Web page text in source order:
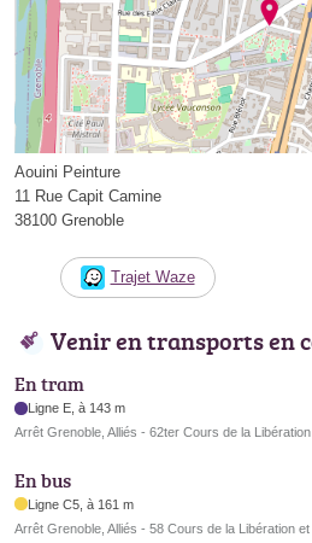
Aouini Peinture
11 Rue Capit Camine
38100 Grenoble
Trajet Waze
Venir en transports en
En tram
Ligne E, à 143 m
Arrêt Grenoble, Alliés - 62ter Cours de la
En bus
Ligne C5, à 161 m
Arrêt Grenoble, Alliés - 58 Cours de la Libération